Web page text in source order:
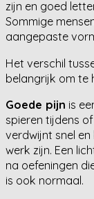
zijn en goed
Sommige
aangepaste
Het verschil
belangrijk om te
Goede pijn is
spieren tijdens
verdwijnt snel
werk zijn. Een
na oefeningen
is ook normaal.